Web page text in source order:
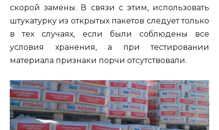
скорой замены. В связи с этим, использовать
штукатурку из открытых пакетов следует только
в тех случаях, если были соблюдены все
условия хранения, а при тестировании
материала признаки порчи отсутствовали.